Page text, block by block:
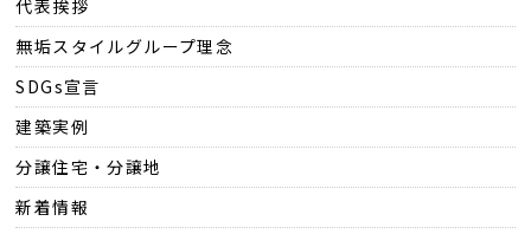
代表挨拶
無垢スタイルグループ理念
SDGs宣言
建築実例
分譲住宅・分譲地
新着情報